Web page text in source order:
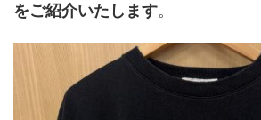
をご紹介いたします。